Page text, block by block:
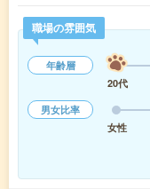
職場の雰囲気
年齢層
20代
男女比率
女性